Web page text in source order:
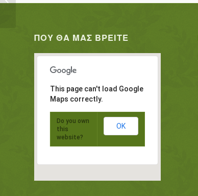
ΠΟΥ ΘΑ ΜΑΣ ΒΡΕΊΤΕ
This page can't load Google
Maps correctly.
Do you own
this
website?
OK
ΜΙΝΤΙΟΥΡΗΣ ΠΕΤΡΟΣ